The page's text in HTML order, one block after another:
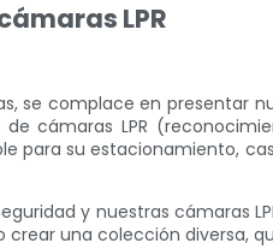
LPR
se complace en
cámaras LPR
para su estacionamiento,
y nuestras cámaras
una colección diversa,